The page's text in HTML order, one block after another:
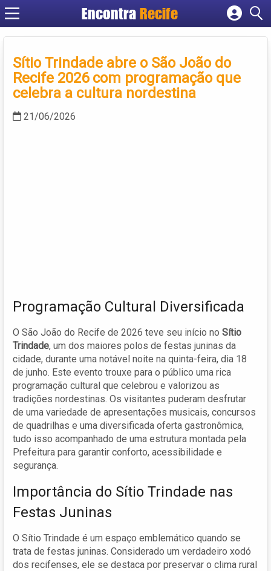
Encontra Recife
Cadastrar empresa
Criar conta
Sítio Trindade abre o São João do
Recife 2026 com programação que
celebra a cultura nordestina
21/06/2026
Programação Cultural Diversificada
O São João do Recife de 2026 teve seu início no Sítio
Trindade, um dos maiores polos de festas juninas da
cidade, durante uma notável noite na quinta-feira, dia 18
de junho. Este evento trouxe para o público uma rica
programação cultural que celebrou e valorizou as
tradições nordestinas. Os visitantes puderam desfrutar
de uma variedade de apresentações musicais, concursos
de quadrilhas e uma diversificada oferta gastronômica,
tudo isso acompanhado de uma estrutura montada pela
Prefeitura para garantir conforto, acessibilidade e
segurança.
Importância do Sítio Trindade nas
Festas Juninas
O Sítio Trindade é um espaço emblemático quando se
trata de festas juninas. Considerado um verdadeiro xodó
dos recifenses, ele se destaca por preservar o clima rural